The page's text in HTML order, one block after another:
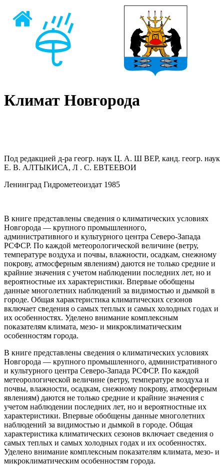
Климат Новгорода
Под редакцией д-ра геогр. наук Ц. А. Ш ВЕР, канд. геогр. наук
Е. В. АЛТЫКИСА, Л . С. ЕВТЕЕВОИ
Ленинград Гидрометеоиздат 1985
В книге представлены сведения о климатических условиях
Новгорода — крупного промышленного,
административного и культурного центра Северо-Запада
РСФСР. По каждой метеорологической величине (ветру,
температуре воздуха и почвы, влажности, осадкам, снежному
покрову, атмосферным явлениям) даются не только средние и
крайние значения с учетом наблюдении последних лет, но и
вероятностные их характеристики. Впервые обобщены
данные многолетних наблюдений за видимостью и дымкой в
городе. Общая характеристика климатических сезонов
включает сведения о самых теплых и самых холодных годах и
их особенностях. Уделено внимание комплексным
показателям климата, мезо- и микроклиматическим
особенностям города.
В книге представлены сведения о климатических условиях
Новгорода — крупного промышленного, административного
и культурного центра Северо-Запада РСФСР. По каждой
метеорологической величине (ветру, температуре воздуха и
почвы, влажности, осадкам, снежному покрову, атмосферным
явлениям) даются не только средние и крайние значения с
учетом наблюдении последних лет, но и вероятностные их
характеристики. Впервые обобщены данные многолетних
наблюдений за видимостью и дымкой в городе. Общая
характеристика климатических сезонов включает сведения о
самых теплых и самых холодных годах и их особенностях.
Уделено внимание комплексным показателям климата, мезо- и
микроклиматическим особенностям города.